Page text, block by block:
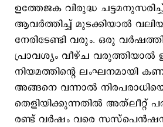
ഉത്തേജക വിരുദ്ധ
ആവര്‍ത്തിച്ച് മുടക്കിയാല്‍
നേരിടേണ്ടി വരും. ഒരു
പ്രാവശ്യം വീഴ്ച വരുത്തിയാല്‍
നിയമത്തിന്‍റെ ലംഘനമായി
അങ്ങനെ വന്നാല്‍
തെളിയിക്കുന്നതില്‍ അത്​ലീറ്റ്
രണ്ട് വര്‍ഷം വരെ സസ്പെന്‍ഷന്‍